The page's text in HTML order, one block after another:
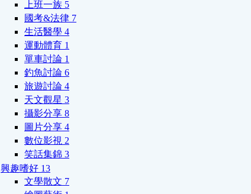
上班一族 5
國考&法律 7
生活醫學 4
運動體育 1
單車討論 1
釣魚討論 6
旅遊討論 4
天文觀星 3
攝影分享 8
圖片分享 4
數位影視 2
笑話集錦 3
興趣嗜好 13
文學散文 7